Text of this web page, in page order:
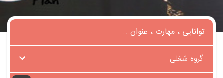
گروه شغلی